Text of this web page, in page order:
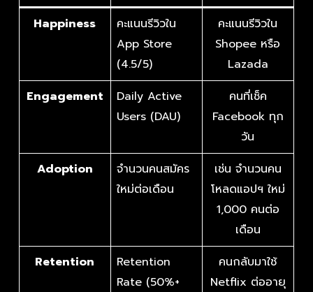
Happiness
คะแนนรีวิวใน
App Store
(4.5/5)
คะแนนรีวิวใน
Shopee หรือ
Lazada
Engagement
Daily Active
Users (DAU)
คนที่เช็ค
Facebook ทุก
วัน
Adoption
จำนวนคนสมัคร
ใหม่ต่อเดือน
เช่น จำนวนคน
โหลดแอปฯ ใหม่
1,000 คนต่อ
เดือน
Retention
Retention
Rate (50%+
คนกลับมาใช้
Netflix ต่ออายุ